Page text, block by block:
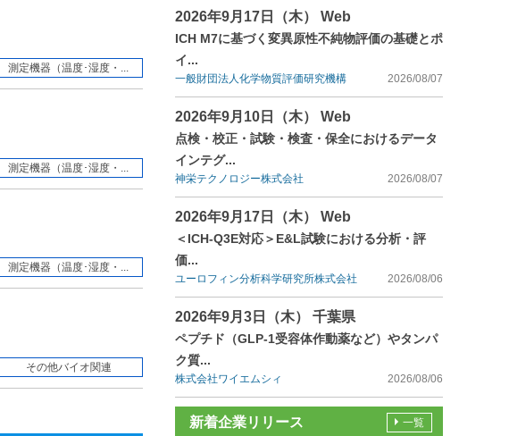
測定機器（温度･湿度・...
測定機器（温度･湿度・...
測定機器（温度･湿度・...
その他バイオ関連
2026年9月17日（木） Web
ICH M7に基づく変異原性不純物評価の基礎とポ
イ...
一般財団法人化学物質評価研究機構 2026/08/07
2026年9月10日（木） Web
点検・校正・試験・検査・保全におけるデータ
インテグ...
神栄テクノロジー株式会社 2026/08/07
2026年9月17日（木） Web
＜ICH-Q3E対応＞E&L試験における分析・評
価...
ユーロフィン分析科学研究所株式会社 2026/08/06
2026年9月3日（木） 千葉県
ペプチド（GLP-1受容体作動薬など）やタンパ
ク質...
株式会社ワイエムシィ 2026/08/06
新着企業リリース 一覧